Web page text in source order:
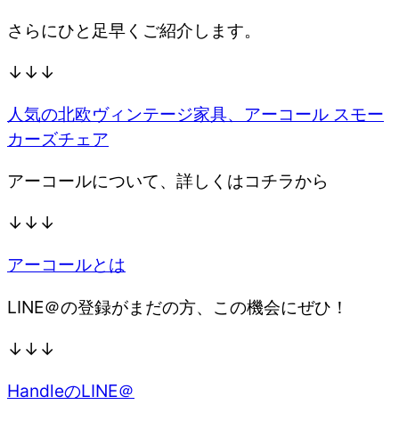
さらにひと足早くご紹介します。
↓↓↓
人気の北欧ヴィンテージ家具、アーコール スモー
カーズチェア
アーコールについて、詳しくはコチラから
↓↓↓
アーコールとは
LINE＠の登録がまだの方、この機会にぜひ！
↓↓↓
HandleのLINE＠